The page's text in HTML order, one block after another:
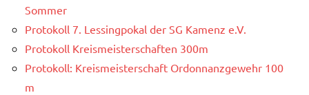
Sommer
Protokoll 7. Lessingpokal der SG Kamenz e.V.
Protokoll Kreismeisterschaften 300m
Protokoll: Kreismeisterschaft Ordonnanzgewehr 100
m